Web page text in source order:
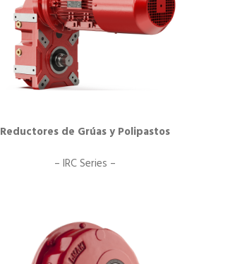
Reductores de Grúas y Polipastos
– IRC Series –